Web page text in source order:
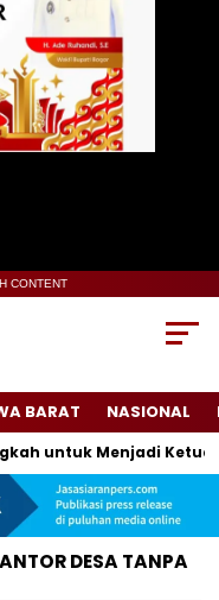
CONTENT
BARAT NASIONAL
untuk Menjadi Ketua
DESA TANPA